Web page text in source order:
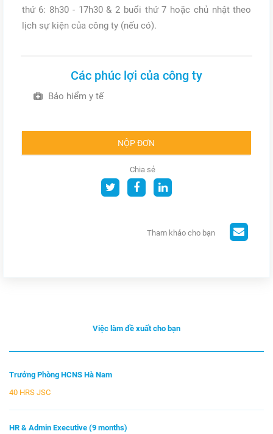
thứ 6: 8h30 - 17h30 & 2 buổi thứ 7 hoặc chủ nhật theo
lịch sự kiện của công ty (nếu có).
Các phúc lợi của công ty
Bảo hiểm y tế
NỘP ĐƠN
Chia sẻ
Tham khảo cho bạn
Việc làm đề xuất cho bạn
Trưởng Phòng HCNS Hà Nam
40 HRS JSC
HR & Admin Executive (9 months)